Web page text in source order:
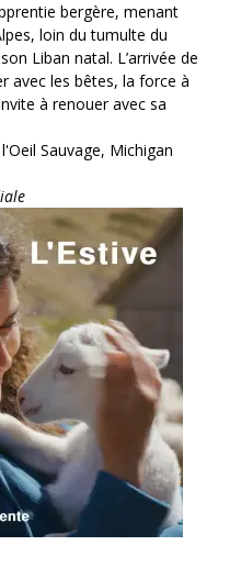
bergère, menant
loin du tumulte du
Liban natal. L’arrivée de
avec les bêtes, la force à
à renouer avec sa
Sauvage, Michigan